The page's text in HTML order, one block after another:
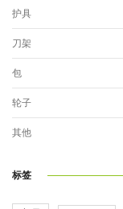
护具
刀架
包
轮子
其他
标签